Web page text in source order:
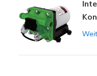
der